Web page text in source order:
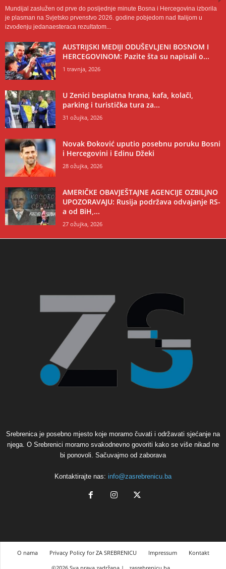
Mundijal zaslužen od prve do posljednje minute Bosna i Hercegovina izborila
je plasman na Svjetsko prvenstvo 2026. godine pobjedom nad Italijom u
izvođenju jedanaesteraca rezultatom...
AUSTRIJSKI MEDIJI ODUŠEVLJENI BOSNOM I
HERCEGOVINOM: Pazite šta su napisali o...
1 travnja, 2026
U Zenici besplatna hrana, kafa, kolači,
parking i turistička tura za...
31 ožujka, 2026
Novak Đoković uputio posebnu poruku Bosni
i Hercegovini i Edinu Džeki
28 ožujka, 2026
AMERIČKE OBAVJEŠTAJNE AGENCIJE OZBILJNO
UPOZORAVAJU: Rusija podržava odvajanje RS-
a od BiH,...
27 ožujka, 2026
Srebrenica je posebno mjesto koje moramo čuvati i održavati sjećanje na
njega. O Srebrenici moramo svakodnevno govoriti kako se više nikad ne
bi ponovoli. Sačuvajmo od zaborava
Kontaktirajte nas: info@zasrebrenicu.ba
O nama Privacy Policy for ZA SREBRENICU Impressum
Kontakt